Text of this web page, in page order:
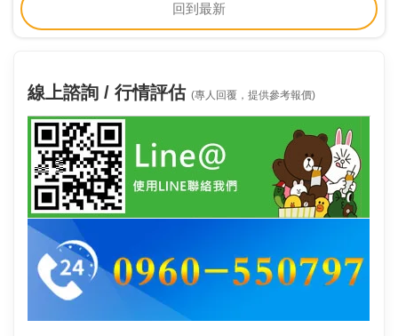
回到最新
線上諮詢 / 行情評估 (專人回覆，提供參考報價)